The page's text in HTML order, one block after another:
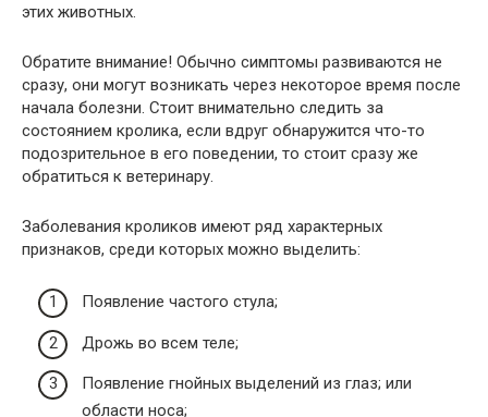
этих животных.
Обратите внимание! Обычно симптомы развиваются не
сразу, они могут возникать через некоторое время после
начала болезни. Стоит внимательно следить за
состоянием кролика, если вдруг обнаружится что-то
подозрительное в его поведении, то стоит сразу же
обратиться к ветеринару.
Заболевания кроликов имеют ряд характерных
признаков, среди которых можно выделить:
Появление частого стула;
Дрожь во всем теле;
Появление гнойных выделений из глаз; или
области носа;